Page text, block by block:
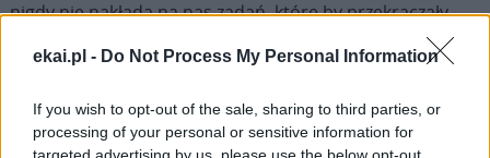
ekai.pl - Do Not Process My Personal Information
If you wish to opt-out of the sale, sharing to third parties, or
processing of your personal or sensitive information for
targeted advertising by us, please use the below opt-out
nigdy nie nakłada na nas zadań, które by przekraczały
nasze możliwości” – mówił na Jasnej Górze bp Krzysztof
Włodarczyk. Duchowny przewodniczył dziś Eucharystii w
Kongregację Odpowiedzialnych Ruchu Światło-Życie.